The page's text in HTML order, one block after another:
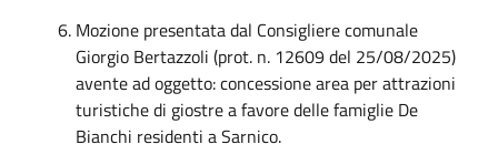
Mozione presentata dal Consigliere comunale
Giorgio Bertazzoli (prot. n. 12609 del 25/08/2025)
avente ad oggetto: concessione area per attrazioni
turistiche di giostre a favore delle famiglie De
Bianchi residenti a Sarnico.